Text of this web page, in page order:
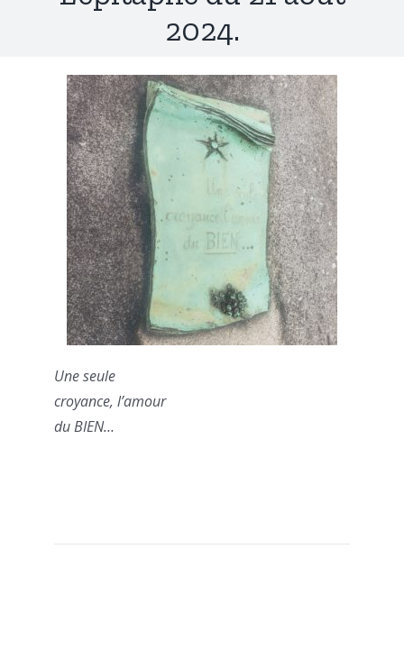
2024.
Une seule
croyance, l’amour
du BIEN…